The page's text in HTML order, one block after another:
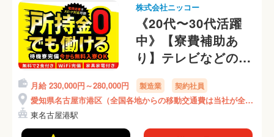
株式会社ニッコー
《20代〜30代活躍
中》【寮費補助あ
り】テレビなどの家
電をバラバラに分解
◎食事付き&WiFi完
備の寮◎日勤のみ◎
年間休日125日(7-3)
月給 230,000円～280,000円 製造業 契約社員
愛知県名古屋市港区（全国各地からの移動交通費は当社が全額
負担）
東名古屋港駅